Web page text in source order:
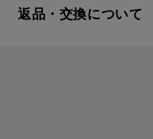
返品・交換について